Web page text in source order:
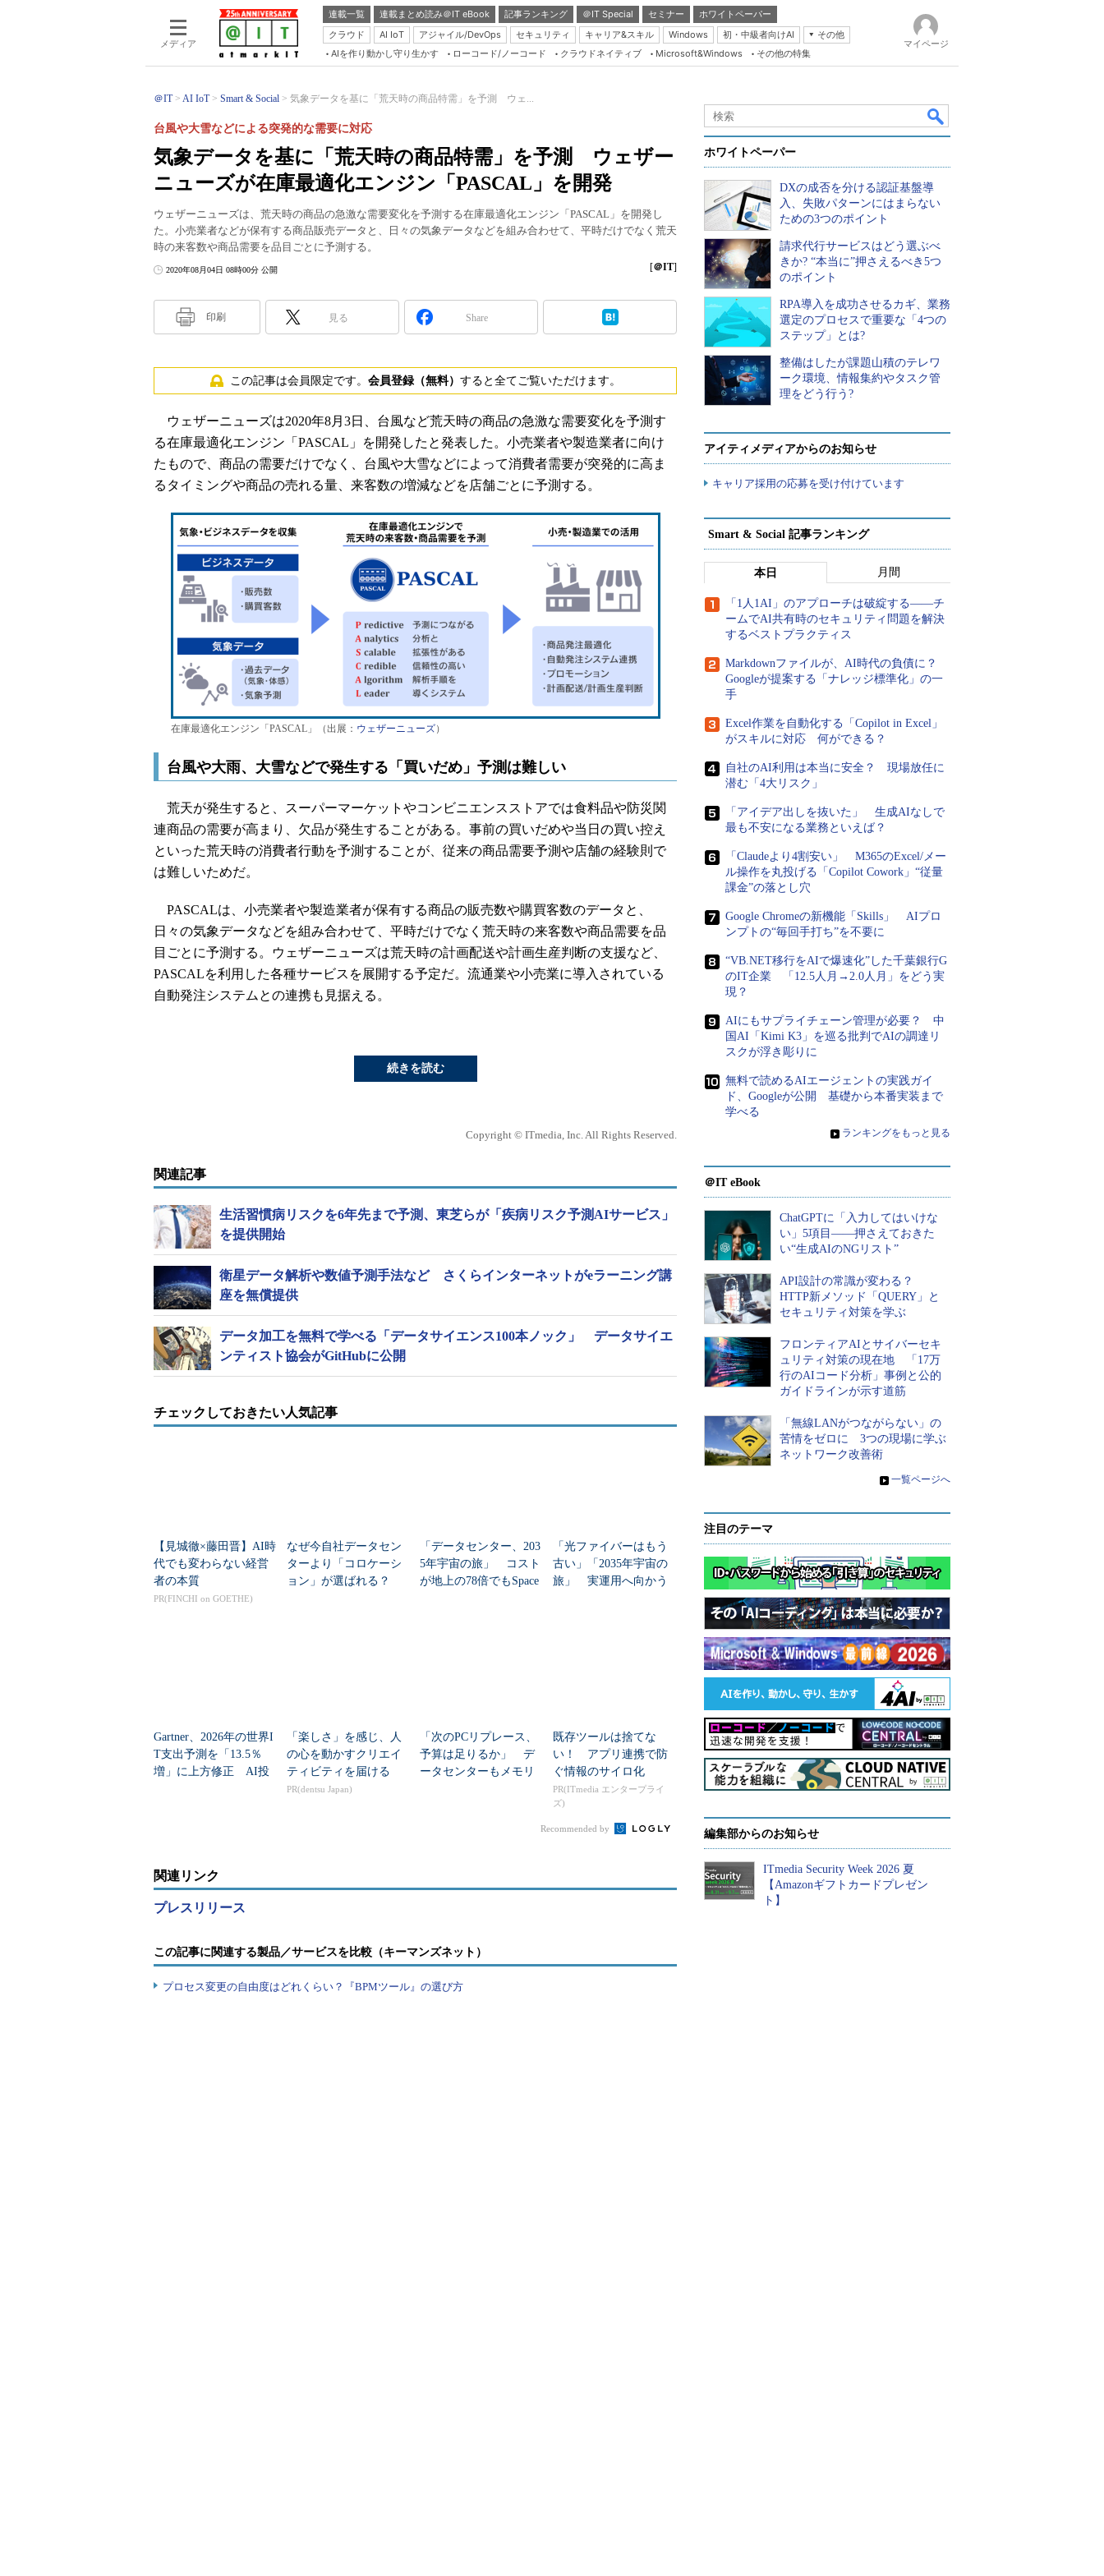
メディア
連載一覧 連載まとめ読み＠IT eBook 記事ランキング ＠IT Special セミナー
ホワイトペーパー
クラウド
AI IoT アジャイル/DevOps セキュリティ キャリア&スキル Windows 初・中級者向けAI
その他
Server & Storage
Database Expert
Linux ＆ OSS
Master of IP Network
Security & Trust
Test & Tools
AIを作り動かし守り生かす ローコード/ノーコード クラウドネイティブ Microsoft&Windows その他の特集
マイページ
＠IT AI IoT Smart & Social 気象データを基に「荒天時の商品特需」を予測 ウェ...
気象データを基に「荒天時の商品特需」を予測 ウェザー
ニューズが在庫最適化エンジン「PASCAL」を開発
台風や大雪などによる突発的な需要に対応
ウェザーニューズは、荒天時の商品の急激な需要変化を予測する在庫最適化エンジン「PASCAL」を開発し
た。小売業者などが保有する商品販売データと、日々の気象データなどを組み合わせて、平時だけでなく荒天
時の来客数や商品需要を品目ごとに予測する。
2020年08月04日 08時00分 公開 [＠IT]
印刷 見る Share
この記事は会員限定です。 会員登録（無料） すると全てご覧いただけます。
ウェザーニューズは2020年8月3日、台風など荒天時の商品の急激な需要変化を予測す
る在庫最適化エンジン「PASCAL」を開発したと発表した。小売業者や製造業者に向け
たもので、商品の需要だけでなく、台風や大雪などによって消費者需要が突発的に高ま
るタイミングや商品の売れる量、来客数の増減などを店舗ごとに予測する。
在庫最適化エンジン「PASCAL」（出展： ウェザーニューズ）
台風や大雨、大雪などで発生する「買いだめ」予測は難しい
荒天が発生すると、スーパーマーケットやコンビニエンスストアでは食料品や防災関
連商品の需要が高まり、欠品が発生することがある。事前の買いだめや当日の買い控え
といった荒天時の消費者行動を予測することが、従来の商品需要予測や店舗の経験則で
は難しいためだ。
PASCALは、小売業者や製造業者が保有する商品の販売数や購買客数のデータと、
日々の気象データなどを組み合わせて、平時だけでなく荒天時の来客数や商品需要を品
目ごとに予測する。ウェザーニューズは荒天時の計画配送や計画生産判断の支援など、
PASCALを利用した各種サービスを展開する予定だ。流通業や小売業に導入されている
自動発注システムとの連携も見据える。
続きを読む
Copyright © ITmedia, Inc. All Rights Reserved.
関連記事
生活習慣病リスクを6年先まで予測、東芝らが「疾病リスク予測AIサービス」
を提供開始
衛星データ解析や数値予測手法など さくらインターネットがeラーニング講
座を無償提供
データ加工を無料で学べる「データサイエンス100本ノック」 データサイエ
ンティスト協会がGitHubに公開
チェックしておきたい人気記事
【見城徹×藤田晋】AI時
代でも変わらない経営
者の本質
PR(FINCHI on GOETHE)
なぜ今自社データセン
ターより「コロケーシ
ョン」が選ばれる？
「データセンター、203
5年宇宙の旅」 コスト
が地上の78倍でもSpace
「光ファイバーはもう
古い」「2035年宇宙の
旅」 実運用へ向かう
Gartner、2026年の世界I
T支出予測を「13.5％
増」に上方修正 AI投
「楽しさ」を感じ、人
の心を動かすクリエイ
ティビティを届ける
PR(dentsu Japan)
「次のPCリプレース、
予算は足りるか」 デ
ータセンターもメモリ
既存ツールは捨てな
い！ アプリ連携で防
ぐ情報のサイロ化
PR(ITmedia エンタープライ
ズ)
Recommended by
関連リンク
プレスリリース
この記事に関連する製品／サービスを比較（キーマンズネット）
プロセス変更の自由度はどれくらい？『BPMツール』の選び方
ホワイトペーパー
DXの成否を分ける認証基盤導
入、失敗パターンにはまらない
ための3つのポイント
請求代行サービスはどう選ぶべ
きか? “本当に”押さえるべき5つ
のポイント
RPA導入を成功させるカギ、業務
選定のプロセスで重要な「4つの
ステップ」とは?
整備はしたが課題山積のテレワ
ーク環境、情報集約やタスク管
理をどう行う?
アイティメディアからのお知らせ
キャリア採用の応募を受け付けています
Smart & Social 記事ランキング
本日 月間
「1人1AI」のアプローチは破綻する――チ
ームでAI共有時のセキュリティ問題を解決
するベストプラクティス
Markdownファイルが、AI時代の負債に？
Googleが提案する「ナレッジ標準化」の一
手
Excel作業を自動化する「Copilot in Excel」
がスキルに対応 何ができる？
自社のAI利用は本当に安全？ 現場放任に
潜む「4大リスク」
「アイデア出しを抜いた」 生成AIなしで
最も不安になる業務といえば？
「Claudeより4割安い」 M365のExcel/メー
ル操作を丸投げる「Copilot Cowork」“従量
課金”の落とし穴
Google Chromeの新機能「Skills」 AIプロ
ンプトの“毎回手打ち”を不要に
“VB.NET移行をAIで爆速化”した千葉銀行G
のIT企業 「12.5人月→2.0人月」をどう実
現？
AIにもサプライチェーン管理が必要？ 中
国AI「Kimi K3」を巡る批判でAIの調達リ
スクが浮き彫りに
無料で読めるAIエージェントの実践ガイ
ド、Googleが公開 基礎から本番実装まで
学べる
» ランキングをもっと見る
＠IT eBook
ChatGPTに「入力してはいけな
い」5項目――押さえておきた
い“生成AIのNGリスト”
API設計の常識が変わる？
HTTP新メソッド「QUERY」と
セキュリティ対策を学ぶ
フロンティアAIとサイバーセキ
ュリティ対策の現在地 「17万
行のAIコード分析」事例と公的
ガイドラインが示す道筋
「無線LANがつながらない」の
苦情をゼロに 3つの現場に学ぶ
ネットワーク改善術
» 一覧ページへ
注目のテーマ
編集部からのお知らせ
ITmedia Security Week 2026 夏
【Amazonギフトカードプレゼン
ト】